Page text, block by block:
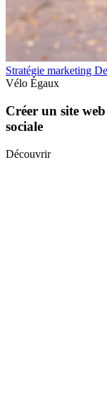
Stratégie marketing
Vélo Égaux
Créer un site
sociale
Découvrir